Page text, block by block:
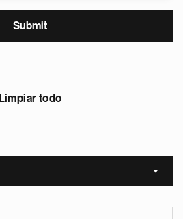
Limpiar todo
Sort